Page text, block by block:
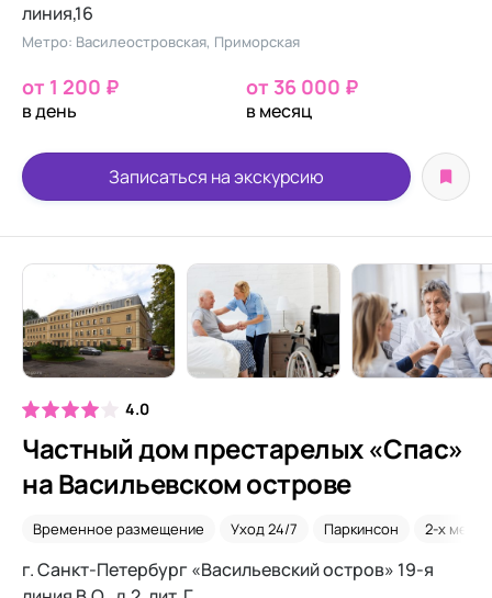
линия,16
Метро: Василеостровская, Приморская
от 1 200 ₽
в день
от 36 000 ₽
в месяц
Записаться на экскурсию
4.0
Частный дом престарелых «Спас»
на Васильевском острове
Временное размещение Уход 24/7 Паркинсон 2-х
г. Санкт-Петербург «Васильевский остров» 19-я